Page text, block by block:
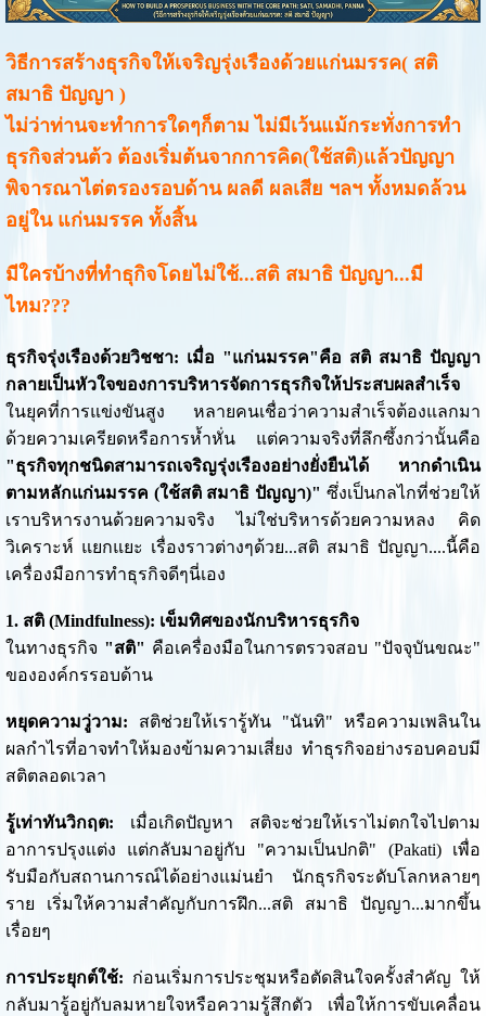
วิธีการสร้างธุรกิจให้เจริญรุ่งเรืองด้วยแก่นมรรค( สติ
สมาธิ ปัญญา )
ไม่ว่าท่านจะทำการใดๆก็ตาม ไม่มีเว้นแม้กระทั่งการทำ
ธุรกิจส่วนต้ว ต้องเริ่มต้นจากการคิด(ใช้สติ)แล้วปัญญา
พิจารณาไต่ตรองรอบด้าน ผลดี ผลเสีย ฯลฯ ทั้งหมดล้วน
อยู่ใน แก่นมรรค ทั้งสิ้น
มีใครบ้างที่ทำธุกิจโดยไม่ใช้...สติ สมาธิ ปัญญา...มี
ไหม???
ธุรกิจรุ่งเรืองด้วยวิชชา: เมื่อ "แก่นมรรค"คือ สติ สมาธิ ปัญญา
กลายเป็นหัวใจของการบริหารจัดการธุรกิจให้ประสบผลสำเร็จ
ในยุคที่การแข่งขันสูง หลายคนเชื่อว่าความสำเร็จต้องแลกมา
ด้วยความเครียดหรือการห้ำหั่น แต่ความจริงที่ลึกซึ้งกว่านั้นคือ
"ธุรกิจทุกชนิดสามารถเจริญรุ่งเรืองอย่างยั่งยืนได้ หากดำเนิน
ตามหลักแก่นมรรค (ใช้สติ สมาธิ ปัญญา)" ซึ่งเป็นกลไกที่ช่วยให้
เราบริหารงานด้วยความจริง ไม่ใช่บริหารด้วยความหลง คิด
วิเคราะห์ แยกแยะ เรื่องราวต่างๆด้วย...สติ สมาธิ ปัญญา....นี้คือ
เครื่องมือการทำธุรกิจดีๆนี่เอง
1. สติ (Mindfulness): เข็มทิศของนักบริหารธุรกิจ
ในทางธุรกิจ "สติ" คือเครื่องมือในการตรวจสอบ "ปัจจุบันขณะ"
ขององค์กรรอบด้าน
หยุดความวู่วาม: สติช่วยให้เรารู้ทัน "นันทิ" หรือความเพลินใน
ผลกำไรที่อาจทำให้มองข้ามความเสี่ยง ทำธุรกิจอย่างรอบคอบมี
สติตลอดเวลา
รู้เท่าทันวิกฤต: เมื่อเกิดปัญหา สติจะช่วยให้เราไม่ตกใจไปตาม
อาการปรุงแต่ง แต่กลับมาอยู่กับ "ความเป็นปกติ" (Pakati) เพื่อ
รับมือกับสถานการณ์ได้อย่างแม่นยำ นักธุรกิจระดับโลกหลายๆ
ราย เริ่มให้ความสำคัญกับการฝึก...สติ สมาธิ ปัญญา...มากขึ้น
เรื่อยๆ
การประยุกต์ใช้: ก่อนเริ่มการประชุมหรือตัดสินใจครั้งสำคัญ ให้
กลับมารู้อยู่กับลมหายใจหรือความรู้สึกตัว เพื่อให้การขับเคลื่อน